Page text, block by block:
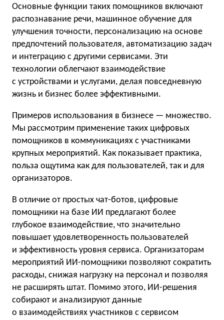
Основные функции таких помощников включают
распознавание речи, машинное обучение для
улучшения точности, персонализацию на основе
предпочтений пользователя, автоматизацию задач
и интеграцию с другими сервисами. Эти
технологии облегчают взаимодействие
с устройствами и услугами, делая повседневную
жизнь и бизнес более эффективными.
Примеров использования в бизнесе — множество.
Мы рассмотрим применение таких цифровых
помощников в коммуникациях с участниками
крупных мероприятий. Как показывает практика,
польза ощутима как для пользователей, так и для
организаторов.
В отличие от простых чат-ботов, цифровые
помощники на базе ИИ предлагают более
глубокое взаимодействие, что значительно
повышает удовлетворенность пользователей
и эффективность уровня сервиса. Организаторам
мероприятий ИИ-помощники позволяют сократить
расходы, снижая нагрузку на персонал и позволяя
не расширять штат. Помимо этого, ИИ-решения
собирают и анализируют данные
о взаимодействиях участников с сервисом